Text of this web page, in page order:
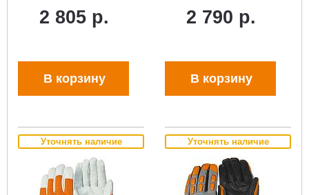
2 805 р.
В корзину
(воловья кожа/
2 790 р.
В корзину
Уточнять наличие Уточнять наличие